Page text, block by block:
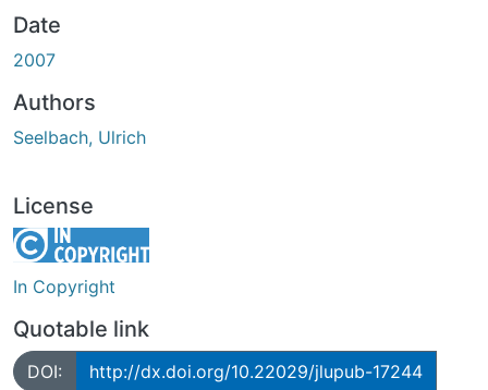
Date
2007
Authors
Seelbach, Ulrich
License
In Copyright
Quotable link
DOI: http://dx.doi.org/10.22029/jlupub-17244